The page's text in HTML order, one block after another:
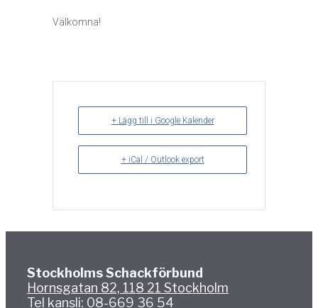
Välkomna!
+ Lägg till i Google Kalender
+ iCal / Outlook export
Stockholms Schackförbund
Hornsgatan 82, 118 21 Stockholm
Tel kansli: 08-669 36 54